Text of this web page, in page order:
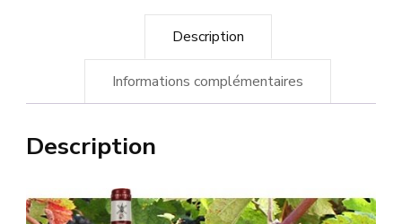
Saint-
Description
Informations complémentaires
Description